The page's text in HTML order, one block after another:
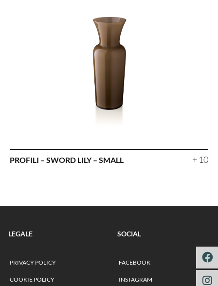
PROFILI – SWORD LILY – SMALL + 10
LEGALE
PRIVACY POLICY
COOKIE POLICY
SOCIAL
FACEBOOK
INSTAGRAM